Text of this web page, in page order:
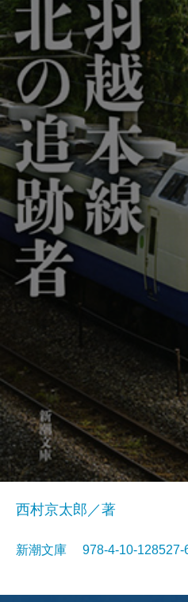
西村京太郎／著
新潮文庫 978-4-10-